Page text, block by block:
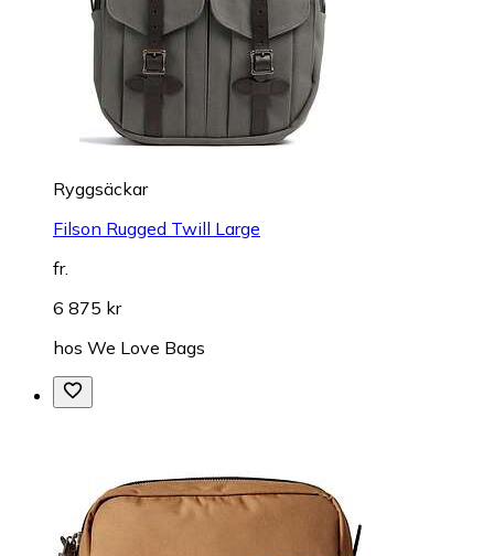
Ryggsäckar
Filson Rugged Twill Large
fr.
6 875 kr
hos We Love Bags